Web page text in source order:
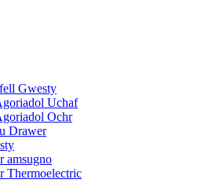
Gwesty
Uchaf
Ochr
Drawer
amsugno
Thermoelectric